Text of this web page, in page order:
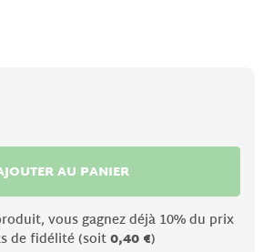
AU PANIER
vous gagnez déjà 10% du prix
de fidélité (soit0,40 €)